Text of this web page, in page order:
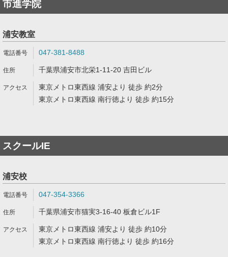
市進学院
浦安教室
047-381-8488
千葉県浦安市北栄1-11-20 吉田ビル
東京メトロ東西線 浦安より 徒歩 約2分
東京メトロ東西線 南行徳より 徒歩 約15分
スクールIE
浦安校
047-354-3366
千葉県浦安市猫実3-16-40 板倉ビル1F
東京メトロ東西線 浦安より 徒歩 約10分
東京メトロ東西線 南行徳より 徒歩 約16分